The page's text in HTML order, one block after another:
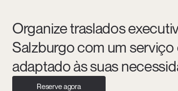
Organize traslados
Salzburgo com um
adaptado às suas
Reserve agora